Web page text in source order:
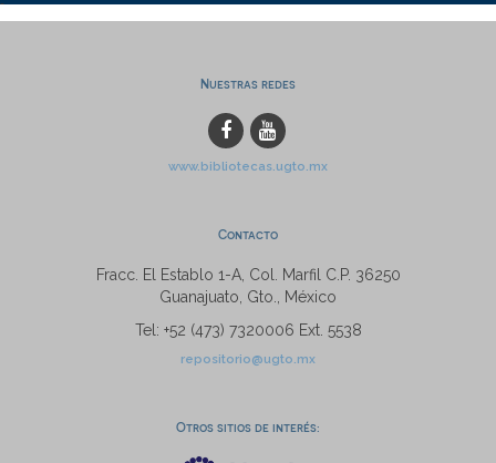
Nuestras redes
www.bibliotecas.ugto.mx
Contacto
Fracc. El Establo 1-A, Col. Marfil C.P. 36250
Guanajuato, Gto., México
Tel: +52 (473) 7320006 Ext. 5538
repositorio@ugto.mx
Otros sitios de interés: